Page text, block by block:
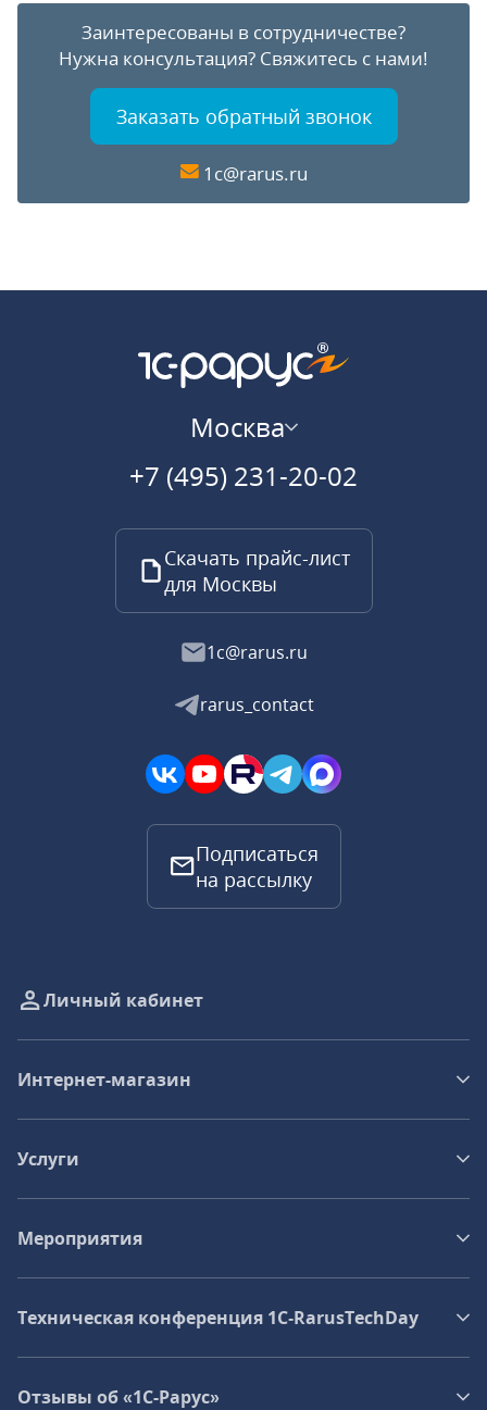
Заинтересованы в сотрудничестве?
Нужна консультация? Свяжитесь с нами!
Заказать обратный звонок
1c@rarus.ru
Москва
+7 (495) 231-20-02
Скачать прайс-лист
для Москвы
1c@rarus.ru
rarus_contact
Подписаться
на рассылку
Личный кабинет
Интернет-магазин
Услуги
Мероприятия
Техническая конференция 1C‑RarusTechDay
Отзывы об «1С-Рарус»